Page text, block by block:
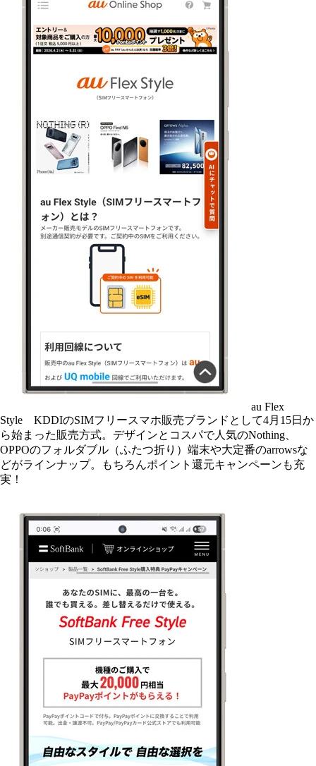
au Flex
Style KDDIのSIMフリースマホ販売ブランドとして4月15日か
ら始まった販売方式。デザインとコスパで人気のNothing、
OPPOのフォルダブル（ふたつ折り）端末や大定番のarrowsな
どがラインナップ。もちろんポイント還元キャンペーンも充
実！